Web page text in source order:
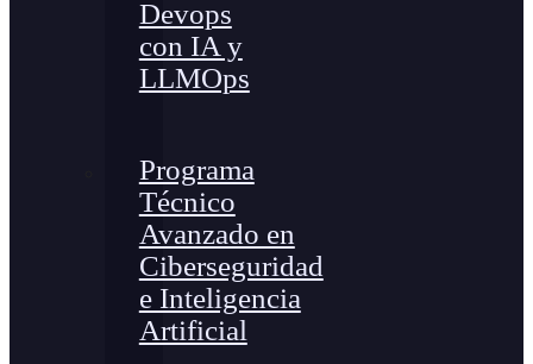
Devops
con IA y
LLMOps
Programa
Técnico
Avanzado en
Ciberseguridad
e Inteligencia
Artificial